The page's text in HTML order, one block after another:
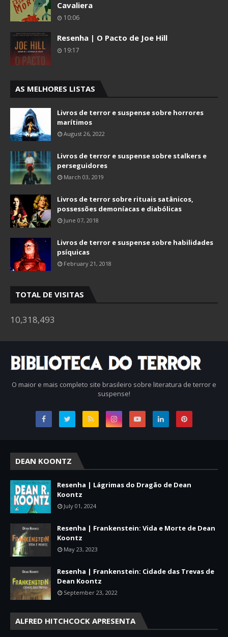
Cavaliera
10:06
Resenha | O Pacto de Joe Hill
19:17
AS MELHORES LISTAS
Livros de terror e suspense sobre horrores
marítimos
August 26, 2022
Livros de terror e suspense sobre stalkers e
perseguidores
March 03, 2019
Livros de terror sobre rituais satânicos,
possessões demoníacas e diabólicas
June 07, 2018
Livros de terror e suspense sobre habilidades
psíquicas
February 21, 2018
TOTAL DE VISITAS
10,318,493
O maior e mais completo site brasileiro sobre literatura de terror e
suspense!
DEAN KOONTZ
Resenha | Lágrimas do Dragão de Dean
Koontz
July 01, 2024
Resenha | Frankenstein: Vida e Morte de Dean
Koontz
May 23, 2023
Resenha | Frankenstein: Cidade das Trevas de
Dean Koontz
September 23, 2022
ALFRED HITCHCOCK APRESENTA